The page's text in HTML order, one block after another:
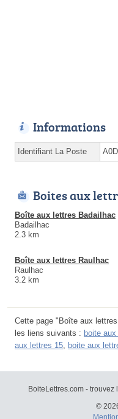
Informations
Identifiant La Poste
Boites aux
Boîte aux lettres Badailhac
Badailhac
2.3 km
Boîte aux lettres Raulhac
Raulhac
3.2 km
Cette page "Boîte aux
les liens suivants : boite
aux lettres 15 boite aux
BoiteLettres.com -
©